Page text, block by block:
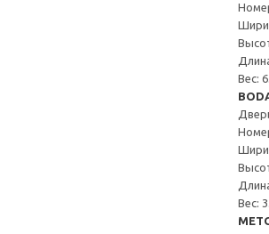
Вес:
Вес: